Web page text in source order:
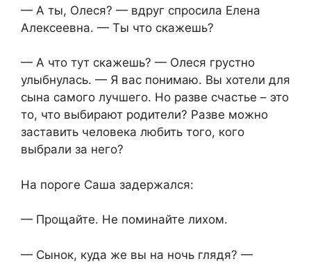
— А ты, Олеся? — вдруг спросила Елена
Алексеевна. — Ты что скажешь?
— А что тут скажешь? — Олеся грустно
улыбнулась. — Я вас понимаю. Вы хотели для
сына самого лучшего. Но разве счастье – это
то, что выбирают родители? Разве можно
заставить человека любить того, кого
выбрали за него?
На пороге Саша задержался:
— Прощайте. Не поминайте лихом.
— Сынок, куда же вы на ночь глядя? —